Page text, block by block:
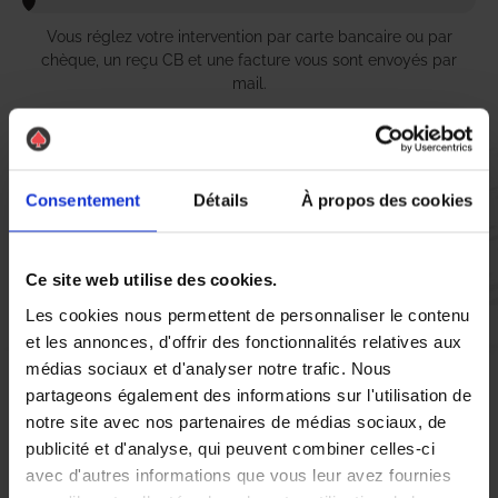
Consentement Détails À propos des cookies
Ce site web utilise des cookies.
Les cookies nous permettent de personnaliser le contenu
et les annonces, d'offrir des fonctionnalités relatives aux
médias sociaux et d'analyser notre trafic. Nous
partageons également des informations sur l'utilisation de
notre site avec nos partenaires de médias sociaux, de
publicité et d'analyse, qui peuvent combiner celles-ci
avec d'autres informations que vous leur avez fournies
Vous réglez votre intervention par carte bancaire ou par
chèque, un reçu CB et une facture vous sont envoyés par
mail.
Etape 5 :
avec l’équipe AS DE PIC.
Nous avons pensé à tout
À Saint-Romain-de-Colbosc, la lutte contre les nuisibles est